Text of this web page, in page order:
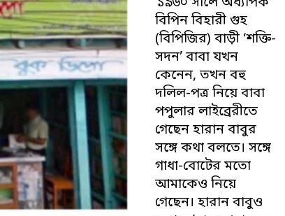
বিপিন বিহারী গুহ
(বিপিজির) বাড়ী ‘শক্তি-
সদন’ বাবা যখন
কেনেন, তখন বহু
দলিল-পত্র নিয়ে বাবা
পপুলার লাইব্রেরীতে
গেছেন হারান বাবুর
সঙ্গে কথা বলতে। সঙ্গে
গাধা-বোটের মতো
আমাকেও নিয়ে
গেছেন। হারান বাবুও